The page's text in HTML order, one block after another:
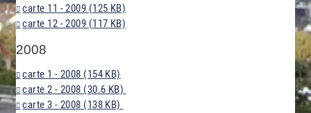
carte 11 - 2009 (125 KB)
carte 12 - 2009 (117 KB)
2008
carte 1 - 2008 (154 KB)
carte 2 - 2008 (30.6 KB)
carte 3 - 2008 (138 KB)